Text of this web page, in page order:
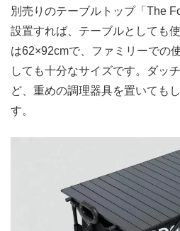
別売りのテーブルトップ「The
設置すれば、テーブルとしても
は62×92cmで、ファミリーでの
しても十分なサイズです。ダッ
ど、重めの調理器具を置いても
す。